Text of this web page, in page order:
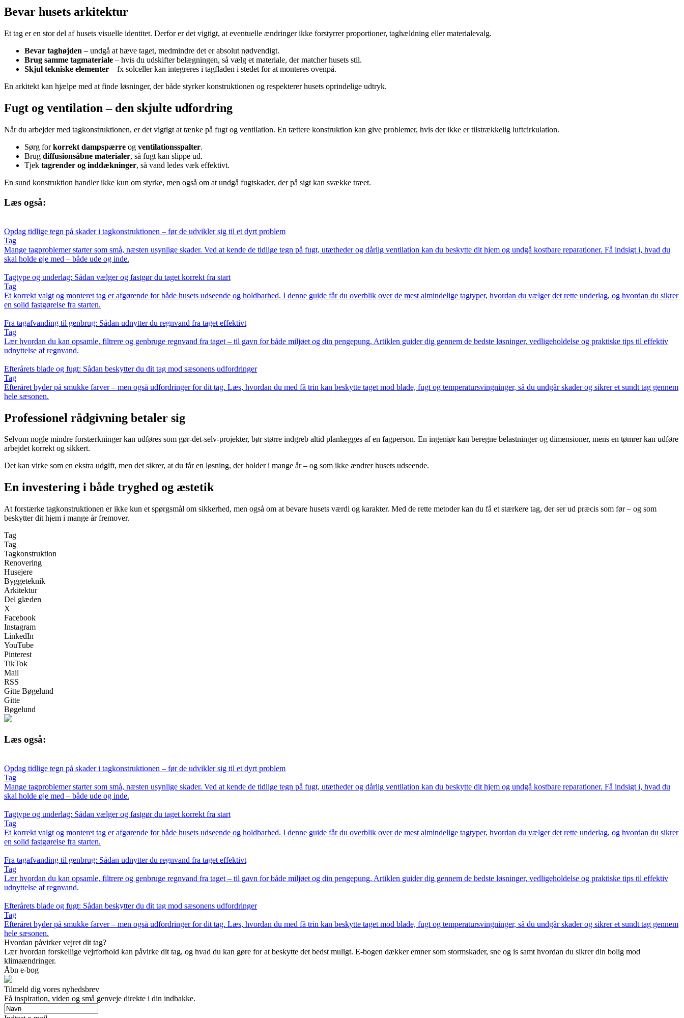
Bevar husets arkitektur
Et tag er en stor del af husets visuelle identitet. Derfor er det vigtigt, at eventuelle ændringer ikke forstyrrer proportioner, taghældning eller materialevalg.
Bevar taghøjden – undgå at hæve taget, medmindre det er absolut nødvendigt.
Brug samme tagmateriale – hvis du udskifter belægningen, så vælg et materiale, der matcher husets stil.
Skjul tekniske elementer – fx solceller kan integreres i tagfladen i stedet for at monteres ovenpå.
En arkitekt kan hjælpe med at finde løsninger, der både styrker konstruktionen og respekterer husets oprindelige udtryk.
Fugt og ventilation – den skjulte udfordring
Når du arbejder med tagkonstruktionen, er det vigtigt at tænke på fugt og ventilation. En tættere konstruktion kan give problemer, hvis der ikke er tilstrækkelig luftcirkulation.
Sørg forkorrekt dampspærre og ventilationsspalter.
Brug diffusionsåbne materialer, så fugt kan slippe ud.
Tjek tagrender og inddækninger, så vand ledes væk effektivt.
En sund konstruktion handler ikke kun om styrke, men også om at undgå fugtskader, der på sigt kan svække træet.
Læs også:
Opdag tidlige tegn på skader i tagkonstruktionen – før de udvikler sig til et dyrt problem
Tag
Mange tagproblemer starter som små, næsten usynlige skader. Ved at kende de tidlige tegn på fugt, utætheder og dårlig ventilation kan du beskytte dit hjem og undgå kostbare reparationer. Få indsigt i, hvad du
skal holde øje med – både ude og inde.
Tagtype og underlag: Sådan vælger og fastgør du taget korrekt fra start
Tag
Et korrekt valgt og monteret tag er afgørende for både husets udseende og holdbarhed. I denne guide får du overblik over de mest almindelige tagtyper, hvordan du vælger det rette underlag, og hvordan du sikrer
en solid fastgørelse fra starten.
Fra tagafvanding til genbrug: Sådan udnytter du regnvand fra taget effektivt
Tag
Lær hvordan du kan opsamle, filtrere og genbruge regnvand fra taget – til gavn for både miljøet og din pengepung. Artiklen guider dig gennem de bedste løsninger, vedligeholdelse og praktiske tips til effektiv
udnyttelse af regnvand.
Efterårets blade og fugt: Sådan beskytter du dit tag mod sæsonens udfordringer
Tag
Efteråret byder på smukke farver – men også udfordringer for dit tag. Læs, hvordan du med få trin kan beskytte taget mod blade, fugt og temperatursvingninger, så du undgår skader og sikrer et sundt tag gennem
hele sæsonen.
Professionel rådgivning betaler sig
Selvom nogle mindre forstærkninger kan udføres som gør-det-selv-projekter, bør større indgreb altid planlægges af en fagperson. En ingeniør kan beregne belastninger og dimensioner, mens en tømrer kan udføre
arbejdet korrekt og sikkert.
Det kan virke som en ekstra udgift, men det sikrer, at du får en løsning, der holder i mange år – og som ikke ændrer husets udseende.
En investering i både tryghed og æstetik
At forstærke tagkonstruktionen er ikke kun et spørgsmål om sikkerhed, men også om at bevare husets værdi og karakter. Med de rette metoder kan du få et stærkere tag, der ser ud præcis som før – og som
beskytter dit hjem i mange år fremover.
Tag
Tag
Tagkonstruktion
Renovering
Husejere
Byggeteknik
Arkitektur
Del glæden
X
Facebook
Instagram
LinkedIn
YouTube
Pinterest
TikTok
Mail
RSS
Gitte Bøgelund
Gitte
Bøgelund
Læs også:
Opdag tidlige tegn på skader i tagkonstruktionen – før de udvikler sig til et dyrt problem
Tag
Mange tagproblemer starter som små, næsten usynlige skader. Ved at kende de tidlige tegn på fugt, utætheder og dårlig ventilation kan du beskytte dit hjem og undgå kostbare reparationer. Få indsigt i, hvad du
skal holde øje med – både ude og inde.
Tagtype og underlag: Sådan vælger og fastgør du taget korrekt fra start
Tag
Et korrekt valgt og monteret tag er afgørende for både husets udseende og holdbarhed. I denne guide får du overblik over de mest almindelige tagtyper, hvordan du vælger det rette underlag, og hvordan du sikrer
en solid fastgørelse fra starten.
Fra tagafvanding til genbrug: Sådan udnytter du regnvand fra taget effektivt
Tag
Lær hvordan du kan opsamle, filtrere og genbruge regnvand fra taget – til gavn for både miljøet og din pengepung. Artiklen guider dig gennem de bedste løsninger, vedligeholdelse og praktiske tips til effektiv
udnyttelse af regnvand.
Efterårets blade og fugt: Sådan beskytter du dit tag mod sæsonens udfordringer
Tag
Efteråret byder på smukke farver – men også udfordringer for dit tag. Læs, hvordan du med få trin kan beskytte taget mod blade, fugt og temperatursvingninger, så du undgår skader og sikrer et sundt tag gennem
hele sæsonen.
Hvordan påvirker vejret dit tag?
Lær hvordan forskellige vejrforhold kan påvirke dit tag, og hvad du kan gøre for at beskytte det bedst muligt. E-bogen dækker emner som stormskader, sne og is samt hvordan du sikrer din bolig mod
klimaændringer.
Åbn e-bog
Tilmeld dig vores nyhedsbrev
Få inspiration, viden og små genveje direkte i din indbakke.